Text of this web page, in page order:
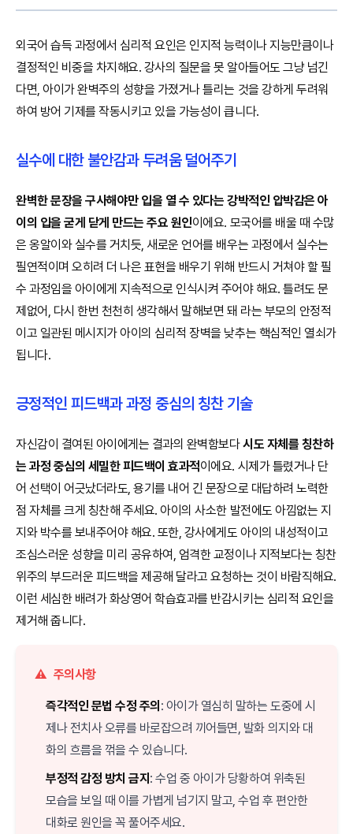
외국어 습득 과정에서 심리적 요인은 인지적 능력이나 지능만큼이나
결정적인 비중을 차지해요. 강사의 질문을 못 알아들어도 그냥 넘긴
다면, 아이가 완벽주의 성향을 가졌거나 틀리는 것을 강하게 두려워
하여 방어 기제를 작동시키고 있을 가능성이 큽니다.
실수에 대한 불안감과 두려움 덜어주기
완벽한 문장을 구사해야만 입을 열 수 있다는 강박적인 압박감은 아
이의 입을 굳게 닫게 만드는 주요 원인이에요. 모국어를 배울 때 수많
은 옹알이와 실수를 거치듯, 새로운 언어를 배우는 과정에서 실수는
필연적이며 오히려 더 나은 표현을 배우기 위해 반드시 거쳐야 할 필
수 과정임을 아이에게 지속적으로 인식시켜 주어야 해요. 틀려도 문
제없어, 다시 한번 천천히 생각해서 말해보면 돼 라는 부모의 안정적
이고 일관된 메시지가 아이의 심리적 장벽을 낮추는 핵심적인 열쇠가
됩니다.
긍정적인 피드백과 과정 중심의 칭찬 기술
자신감이 결여된 아이에게는 결과의 완벽함보다시도 자체를 칭찬하
는 과정 중심의 세밀한 피드백이 효과적이에요. 시제가 틀렸거나 단
어 선택이 어긋났더라도, 용기를 내어 긴 문장으로 대답하려 노력한
점 자체를 크게 칭찬해 주세요. 아이의 사소한 발전에도 아낌없는 지
지와 박수를 보내주어야 해요. 또한, 강사에게도 아이의 내성적이고
조심스러운 성향을 미리 공유하여, 엄격한 교정이나 지적보다는 칭찬
위주의 부드러운 피드백을 제공해 달라고 요청하는 것이 바람직해요.
이런 세심한 배려가 화상영어 학습효과를 반감시키는 심리적 요인을
제거해 줍니다.
⚠️ 주의사항
즉각적인 문법 수정 주의 : 아이가 열심히 말하는 도중에 시
제나 전치사 오류를 바로잡으려 끼어들면, 발화 의지와 대
화의 흐름을 꺾을 수 있습니다.
부정적 감정 방치 금지 : 수업 중 아이가 당황하여 위축된
모습을 보일 때 이를 가볍게 넘기지 말고, 수업 후 편안한
대화로 원인을 꼭 풀어주세요.